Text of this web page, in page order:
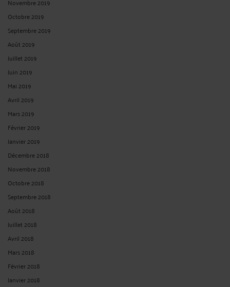
Novembre 2019
Octobre 2019
Septembre 2019
Août 2019
Juillet 2019
Juin 2019
Mai 2019
Avril 2019
Mars 2019
Février 2019
Janvier 2019
Décembre 2018
Novembre 2018
Octobre 2018
Septembre 2018
Août 2018
Juillet 2018
Avril 2018
Mars 2018
Février 2018
Janvier 2018